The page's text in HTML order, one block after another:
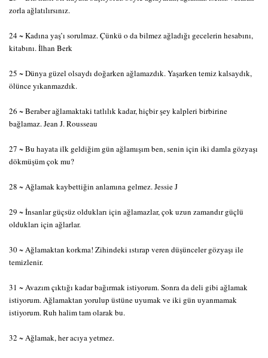
zorla ağlatılırsınız.
24 ~ Kadına yaş’ı sorulmaz. Çünkü o da bilmez ağladığı gecelerin hesabını,
kitabını. İlhan Berk
25 ~ Dünya güzel olsaydı doğarken ağlamazdık. Yaşarken temiz kalsaydık,
ölünce yıkanmazdık.
26 ~ Beraber ağlamaktaki tatlılık kadar, hiçbir şey kalpleri birbirine
bağlamaz. Jean J. Rousseau
27 ~ Bu hayata ilk geldiğim gün ağlamışım ben, senin için iki damla gözyaşı
dökmüşüm çok mu?
28 ~ Ağlamak kaybettiğin anlamına gelmez. Jessie J
29 ~ İnsanlar güçsüz oldukları için ağlamazlar, çok uzun zamandır güçlü
oldukları için ağlarlar.
30 ~ Ağlamaktan korkma! Zihindeki ıstırap veren düşünceler gözyaşı ile
temizlenir.
31 ~ Avazım çıktığı kadar bağırmak istiyorum. Sonra da deli gibi ağlamak
istiyorum. Ağlamaktan yorulup üstüne uyumak ve iki gün uyanmamak
istiyorum. Ruh halim tam olarak bu.
32 ~ Ağlamak, her acıya yetmez.